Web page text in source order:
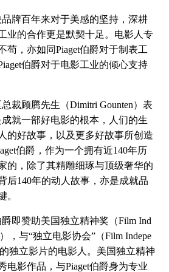
牌百年来对于美感的坚持，深耕
业的合作更是默契十足。电影人专
苟，亦如同Piaget伯爵对于制表工
伯爵对于电影工业的倾心支持
顾腾先生（Dimitri Gounten）表
就一部好电影的根本，人们的生
的好故事，以及更多好故事所创造
伯爵，作为一个拥有近140年历
的，除了其精雕细琢与顶级奢华的
后140年的动人故事，亦是成就品
。
即赞助美国独立精神奖（Film Ind
，与“独立电影协会”（Film Indepe
独立影片的电影人。美国独立精神
电影作品，与Piaget伯爵身为专业